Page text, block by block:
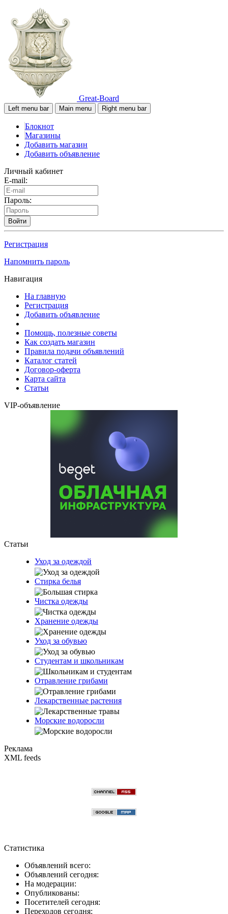
Great-Board
Left menu bar Main menu Right menu bar
Блокнот
Магазины
Добавить магазин
Добавить объявление
Личный кабинет
E-mail:
Пароль:
Войти
Регистрация
Напомнить пароль
Навигация
На главную
Регистрация
Добавить объявление
Помощь, полезные советы
Как создать магазин
Правила подачи объявлений
Каталог статей
Договор-оферта
Карта сайта
Статьи
VIP-объявление
Статьи
Уход за одеждой
Стирка белья
Чистка одежды
Хранение одежды
Уход за обувью
Студентам и школьникам
Отравление грибами
Лекарственные растения
Морские водоросли
Реклама
XML feeds
Статистика
Объявлений всего:
Объявлений сегодня:
На модерации:
Опубликованы:
Посетителей сегодня:
Переходов сегодня: